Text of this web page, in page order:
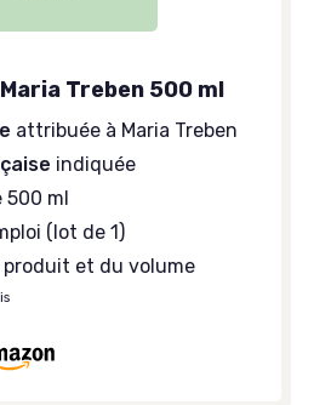
Treben 500 ml
attribuée à Maria Treben
indiquée
500 ml
(lot de 1)
et du volume